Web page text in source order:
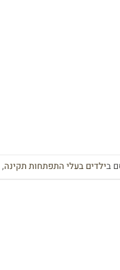
בילדים בעלי התפתחות תקינה,